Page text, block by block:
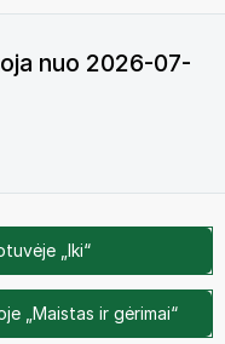
nuo 2026-07-
„Iki“
„Maistas ir gėrimai“